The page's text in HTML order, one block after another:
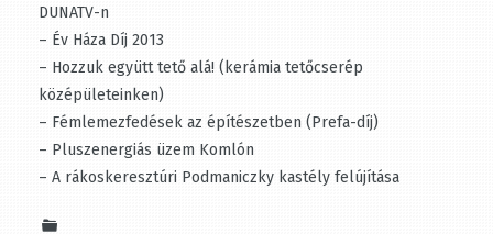
DUNATV-n
– Év Háza Díj 2013
– Hozzuk együtt tető alá! (kerámia tetőcserép
középületeinken)
– Fémlemezfedések az építészetben (Prefa-díj)
– Pluszenergiás üzem Komlón
– A rákoskeresztúri Podmaniczky kastély felújítása